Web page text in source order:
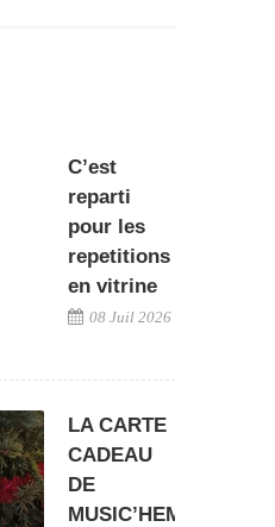
C’est
reparti
pour les
repetitions
en vitrine
08 Juil 2026
LA CARTE
CADEAU
DE
MUSIC’HEMANN